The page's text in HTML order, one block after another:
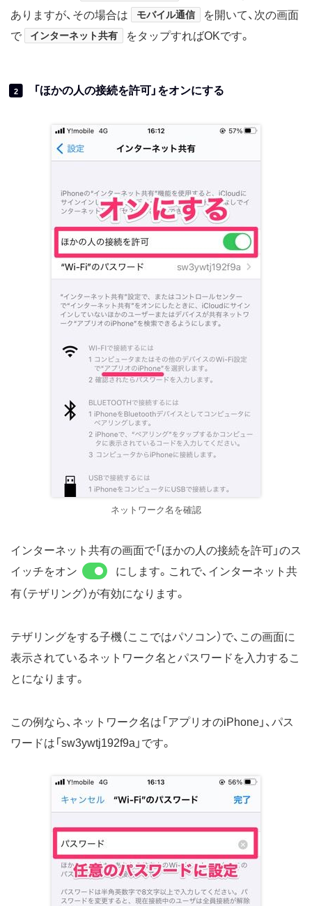
ありますが、その場合は
モバイル通信
を開いて、次の画面
で
インターネット共有 をタップすればOKです。
2 「ほかの人の接続を許可」をオンにする
ネットワーク名を確認
インターネット共有の画面で「ほかの人の接続を許可」のス
イッチをオン
にします。これで、インターネット共
有（テザリング）が有効になります。
テザリングをする子機（ここではパソコン）で、この画面に
表示されているネットワーク名とパスワードを入力するこ
とになります。
この例なら、ネットワーク名は「アプリオのiPhone」、パス
ワードは「sw3ywtj192f9a」です。